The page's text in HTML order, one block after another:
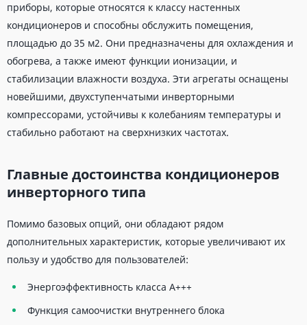
приборы, которые относятся к классу настенных
кондиционеров и способны обслужить помещения,
площадью до 35 м2. Они предназначены для охлаждения и
обогрева, а также имеют функции ионизации, и
стабилизации влажности воздуха. Эти агрегаты оснащены
новейшими, двухступенчатыми инверторными
компрессорами, устойчивы к колебаниям температуры и
стабильно работают на сверхнизких частотах.
Главные достоинства кондиционеров
инверторного типа
Помимо базовых опций, они обладают рядом
дополнительных характеристик, которые увеличивают их
пользу и удобство для пользователей:
Энергоэффективность класса А+++
Функция самоочистки внутреннего блока